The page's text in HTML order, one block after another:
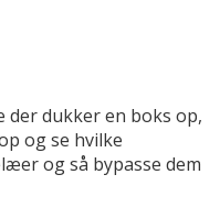
der dukker en boks op,
og se hvilke
og så bypasse dem